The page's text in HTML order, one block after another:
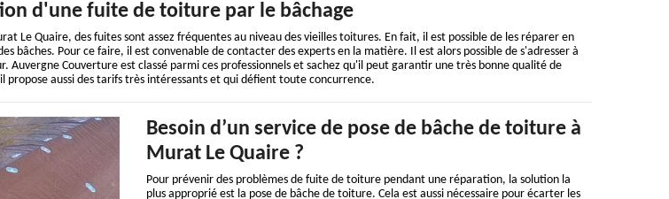
d'une fuite de toiture par le bâchage
Le Quaire, des fuites sont assez fréquentes au niveau des vieilles toitures. En fait, il est possible de les réparer en
bâches. Pour ce faire, il est convenable de contacter des experts en la matière. Il est alors possible de s'adresser à
Auvergne Couverture est classé parmi ces professionnels et sachez qu'il peut garantir une très bonne qualité de
propose aussi des tarifs très intéressants et qui défient toute concurrence.
Besoin d’un service de pose de bâche de toiture à
Murat Le Quaire ?
Pour prévenir des problèmes de fuite de toiture pendant une réparation, la solution la
plus approprié est la pose de bâche de toiture. Cela est aussi nécessaire pour écarter les